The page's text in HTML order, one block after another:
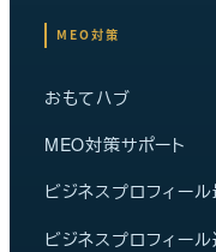
MEO対策
おもてハブ
MEO対策サポート
ビジネスプロフィー
ビジネスプロフィー